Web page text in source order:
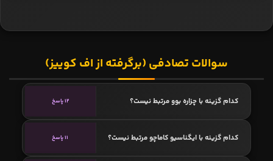
سوالات تصادفی (برگرفته از اف کوییز)
کدام گزینه با چزاره بوو مرتبط نیست؟ 12 پاسخ
کدام گزینه با ایگناسیو کاماچو مرتبط نیست؟ 11 پاسخ